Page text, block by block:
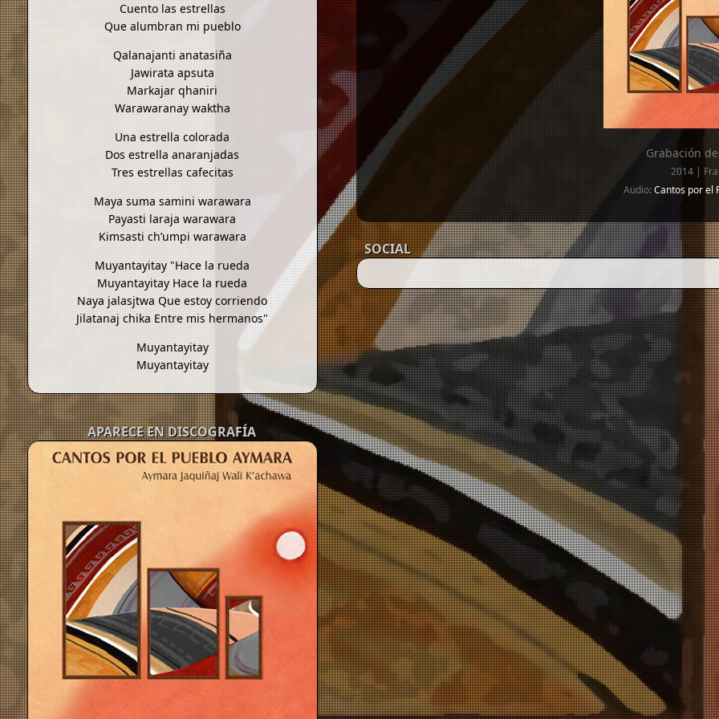
Cuento las estrellas
Que alumbran mi pueblo
Qalanajanti anatasiña
Jawirata apsuta
Markajar qhaniri
Warawaranay waktha
Una estrella colorada
Dos estrella anaranjadas
Tres estrellas cafecitas
Maya suma samini warawara
Payasti laraja warawara
Kimsasti ch’umpi warawara
Muyantayitay "Hace la rueda
Muyantayitay Hace la rueda
Naya jalasjtwa Que estoy corriendo
Jilatanaj chika Entre mis hermanos"
Muyantayitay
Muyantayitay
APARECE EN DISCOGRAFÍA
Grabación
2014 |
Audio:Cantos por el
SOCIAL